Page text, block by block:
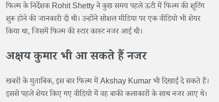
फिल्म के निर्देशक Rohit Shetty ने कुछ समय पहले ऊटी में फिल्म की शूटिंग
शुरू होने की जानकारी दी थी। उन्होंने सोशल मीडिया पर एक वीडियो भी शेयर
किया था, जिसमें फिल्म की स्टार कास्ट नजर आई थी।
अक्षय कुमार भी आ सकते हैं नजर
खबरों के मुताबिक, इस बार फिल्म में Akshay Kumar भी दिखाई दे सकते हैं।
इससे पहले शेयर किए गए वीडियो में वह बाकी कलाकारों के साथ नजर आए थे।